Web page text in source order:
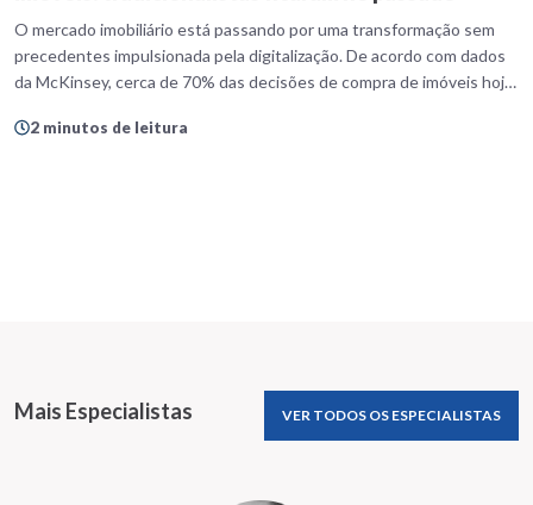
O mercado imobiliário está passando por uma transformação sem
precedentes impulsionada pela digitalização. De acordo com dados
da McKinsey, cerca de 70% das decisões de compra de imóveis hoje
(National Association of Realtors) revelam que 97% dos
2 minutos de leitura
Mais Especialistas VER TODOS OS ESPECIALISTAS